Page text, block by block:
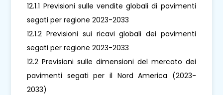
12.1.1 Previsioni sulle vendite globali di pavimenti
segati per regione 2023-2033
12.1.2 Previsioni sui ricavi globali dei pavimenti
segati per regione 2023-2033
12.2 Previsioni sulle dimensioni del mercato dei
pavimenti segati per il Nord America (2023-
2033)